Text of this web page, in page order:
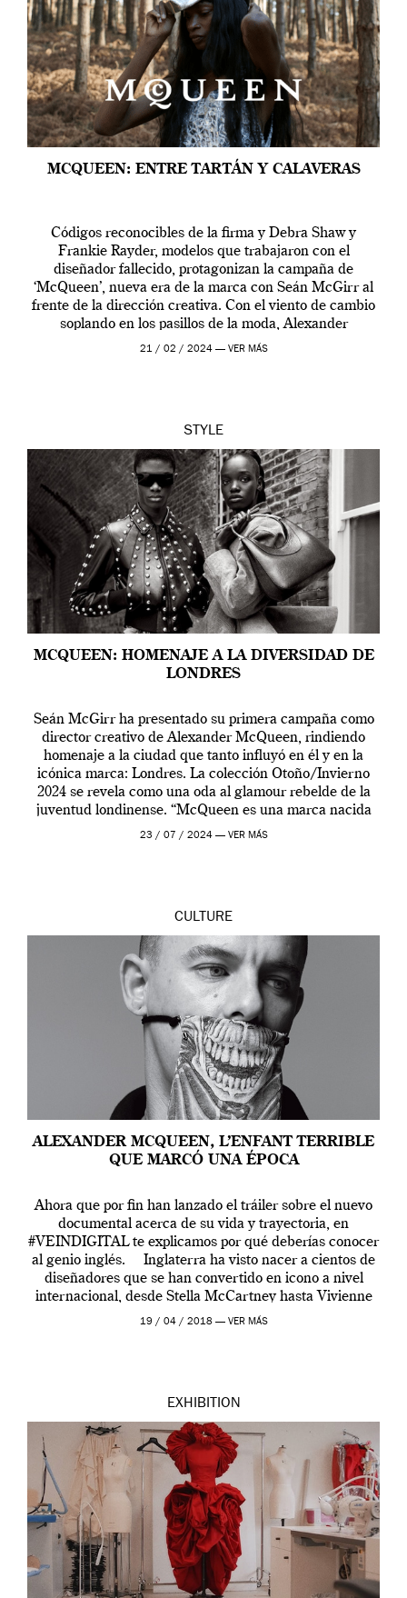
MCQUEEN: ENTRE TARTÁN Y CALAVERAS
Códigos reconocibles de la firma y Debra Shaw y
Frankie Rayder, modelos que trabajaron con el
diseñador fallecido, protagonizan la campaña de
‘McQueen’, nueva era de la marca con Seán McGirr al
frente de la dirección creativa. Con el viento de cambio
soplando en los pasillos de la moda, Alexander
McQueen se prepara para una […]
21 / 02 / 2024 — VER MÁS
STYLE
MCQUEEN: HOMENAJE A LA DIVERSIDAD DE
LONDRES
Seán McGirr ha presentado su primera campaña como
director creativo de Alexander McQueen, rindiendo
homenaje a la ciudad que tanto influyó en él y en la
icónica marca: Londres. La colección Otoño/Invierno
2024 se revela como una oda al glamour rebelde de la
juventud londinense. “McQueen es una marca nacida
en Londres y siempre ha […]
23 / 07 / 2024 — VER MÁS
CULTURE
ALEXANDER MCQUEEN, L’ENFANT TERRIBLE
QUE MARCÓ UNA ÉPOCA
Ahora que por fin han lanzado el tráiler sobre el nuevo
documental acerca de su vida y trayectoria, en
#VEINDIGITAL te explicamos por qué deberías conocer
al genio inglés. Inglaterra ha visto nacer a cientos de
diseñadores que se han convertido en icono a nivel
internacional, desde Stella McCartney hasta Vivienne
Westwood pasando […]
19 / 04 / 2018 — VER MÁS
EXHIBITION